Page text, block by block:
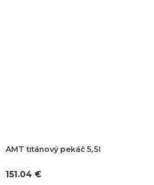
AMT titánový pekáč 5,5l
151.04 €